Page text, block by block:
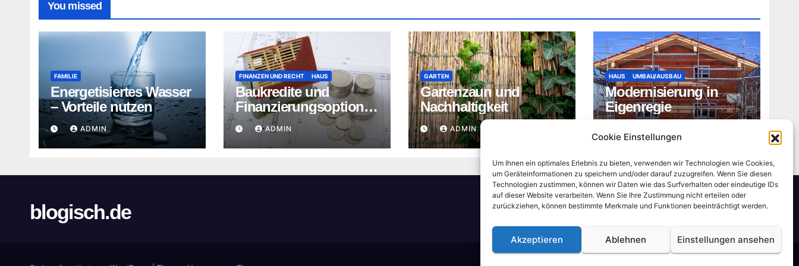
Cookie Einstellungen
Um Ihnen ein optimales Erlebnis zu bieten, verwenden wir Technologien wie Cookies,
um Geräteinformationen zu speichern und/oder darauf zuzugreifen. Wenn Sie diesen
Technologien zustimmen, können wir Daten wie das Surfverhalten oder eindeutige IDs
auf dieser Website verarbeiten. Wenn Sie Ihre Zustimmung nicht erteilen oder
zurückziehen, können bestimmte Merkmale und Funktionen beeinträchtigt werden.
Akzeptieren Ablehnen Einstellungen ansehen
You missed
FAMILIE
Energetisiertes Wasser
– Vorteile nutzen
ADMIN
FINANZEN UND RECHT HAUS
Baukredite und
Finanzierungsoptione
n
ADMIN
GARTEN
Gartenzaun und
Nachhaltigkeit
ADMIN
HAUS UMBAU/AUSBAU
Modernisierung in
Eigenregie
blogisch.de